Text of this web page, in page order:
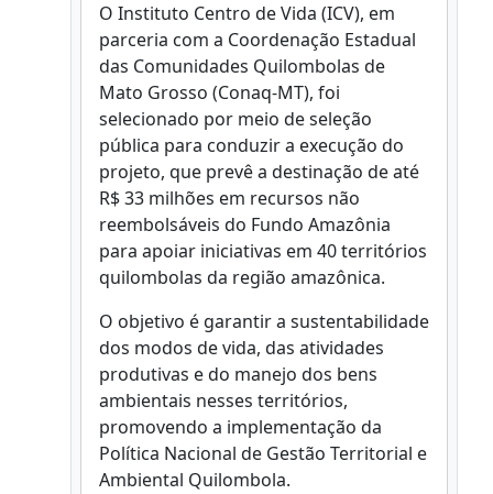
O Instituto Centro de Vida (ICV), em
parceria com a Coordenação Estadual
das Comunidades Quilombolas de
Mato Grosso (Conaq-MT), foi
selecionado por meio de seleção
pública para conduzir a execução do
projeto, que prevê a destinação de até
R$ 33 milhões em recursos não
reembolsáveis do Fundo Amazônia
para apoiar iniciativas em 40 territórios
quilombolas da região amazônica.
O objetivo é garantir a sustentabilidade
dos modos de vida, das atividades
produtivas e do manejo dos bens
ambientais nesses territórios,
promovendo a implementação da
Política Nacional de Gestão Territorial e
Ambiental Quilombola.